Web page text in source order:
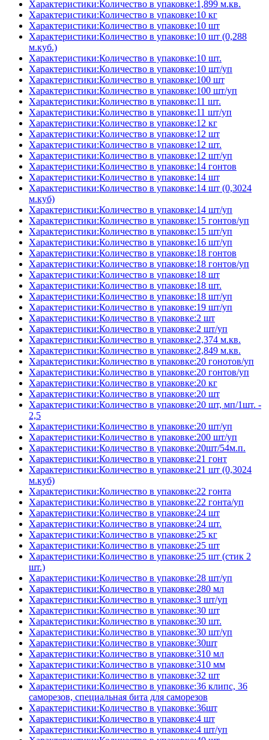
Характеристики:Количество в упаковке:1,899 м.кв.
Характеристики:Количество в упаковке:10 кг
Характеристики:Количество в упаковке:10 шт
Характеристики:Количество в упаковке:10 шт (0,288
м.куб.)
Характеристики:Количество в упаковке:10 шт.
Характеристики:Количество в упаковке:10 шт/уп
Характеристики:Количество в упаковке:100 шт
Характеристики:Количество в упаковке:100 шт/уп
Характеристики:Количество в упаковке:11 шт.
Характеристики:Количество в упаковке:11 шт/уп
Характеристики:Количество в упаковке:12 кг
Характеристики:Количество в упаковке:12 шт
Характеристики:Количество в упаковке:12 шт.
Характеристики:Количество в упаковке:12 шт/уп
Характеристики:Количество в упаковке:14 гонтов
Характеристики:Количество в упаковке:14 шт
Характеристики:Количество в упаковке:14 шт (0,3024
м.куб)
Характеристики:Количество в упаковке:14 шт/уп
Характеристики:Количество в упаковке:15 гонтов/уп
Характеристики:Количество в упаковке:15 шт/уп
Характеристики:Количество в упаковке:16 шт/уп
Характеристики:Количество в упаковке:18 гонтов
Характеристики:Количество в упаковке:18 гонтов/уп
Характеристики:Количество в упаковке:18 шт
Характеристики:Количество в упаковке:18 шт.
Характеристики:Количество в упаковке:18 шт/уп
Характеристики:Количество в упаковке:19 шт/уп
Характеристики:Количество в упаковке:2 шт
Характеристики:Количество в упаковке:2 шт/уп
Характеристики:Количество в упаковке:2,374 м.кв.
Характеристики:Количество в упаковке:2,849 м.кв.
Характеристики:Количество в упаковке:20 гонотов/уп
Характеристики:Количество в упаковке:20 гонтов/уп
Характеристики:Количество в упаковке:20 кг
Характеристики:Количество в упаковке:20 шт
Характеристики:Количество в упаковке:20 шт, мп/1шт. -
2,5
Характеристики:Количество в упаковке:20 шт/уп
Характеристики:Количество в упаковке:200 шт/уп
Характеристики:Количество в упаковке:20шт/54м.п.
Характеристики:Количество в упаковке:21 гонт
Характеристики:Количество в упаковке:21 шт (0,3024
м.куб)
Характеристики:Количество в упаковке:22 гонта
Характеристики:Количество в упаковке:22 гонта/уп
Характеристики:Количество в упаковке:24 шт
Характеристики:Количество в упаковке:24 шт.
Характеристики:Количество в упаковке:25 кг
Характеристики:Количество в упаковке:25 шт
Характеристики:Количество в упаковке:25 шт (стик 2
шт.)
Характеристики:Количество в упаковке:28 шт/уп
Характеристики:Количество в упаковке:280 мл
Характеристики:Количество в упаковке:3 шт/уп
Характеристики:Количество в упаковке:30 шт
Характеристики:Количество в упаковке:30 шт.
Характеристики:Количество в упаковке:30 шт/уп
Характеристики:Количество в упаковке:30шт
Характеристики:Количество в упаковке:310 мл
Характеристики:Количество в упаковке:310 мм
Характеристики:Количество в упаковке:32 шт
Характеристики:Количество в упаковке:36 клипс, 36
саморезов, специальная бита для саморезов
Характеристики:Количество в упаковке:36шт
Характеристики:Количество в упаковке:4 шт
Характеристики:Количество в упаковке:4 шт/уп